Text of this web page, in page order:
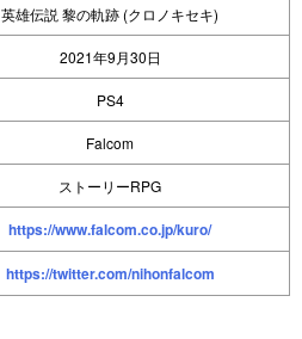
英雄伝説 黎の軌跡 (クロノキセキ)
2021年9月30日
PS4
Falcom
ストーリーRPG
https://www.falcom.co.jp/kuro/
https://twitter.com/nihonfalcom